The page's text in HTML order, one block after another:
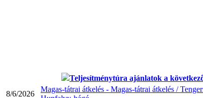
Teljesítménytúra ajánlatok a
8/6/2026
Magas-tátrai átkelés - Magas-tátrai átkelés /